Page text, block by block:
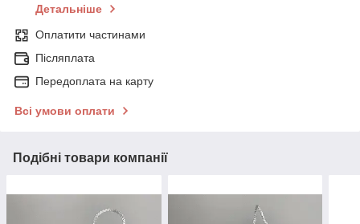
Детальніше
Оплатити частинами
Післяплата
Передоплата на карту
Всі умови оплати
Подібні товари компанії